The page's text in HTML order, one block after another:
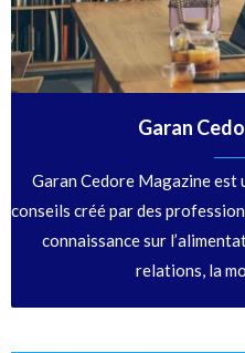
Garan
Garan Cedore Magazine est
conseils créé par des
connaissance sur
relations, la